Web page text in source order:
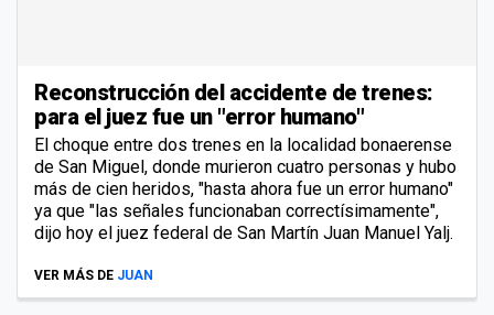
Reconstrucción del accidente de trenes:
para el juez fue un "error humano"
El choque entre dos trenes en la localidad bonaerense
de San Miguel, donde murieron cuatro personas y hubo
más de cien heridos, "hasta ahora fue un error humano"
ya que "las señales funcionaban correctísimamente",
dijo hoy el juez federal de San Martín Juan Manuel Yalj.
VER MÁS DE JUAN